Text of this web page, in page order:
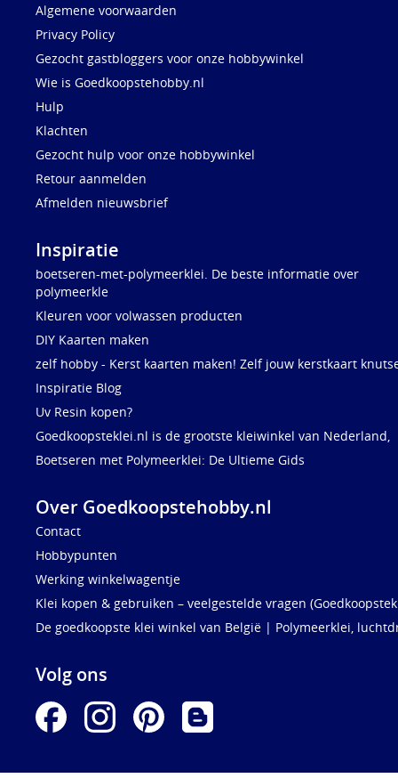
Algemene voorwaarden
Privacy Policy
Gezocht gastbloggers voor onze hobbywinkel
Wie is Goedkoopstehobby.nl
Hulp
Klachten
Gezocht hulp voor onze hobbywinkel
Retour aanmelden
Afmelden nieuwsbrief
Inspiratie
boetseren-met-polymeerklei. De beste informatie over
polymeerkle
Kleuren voor volwassen producten
DIY Kaarten maken
zelf hobby - Kerst kaarten maken! Zelf jouw kerstkaart
Inspiratie Blog
Uv Resin kopen?
Goedkoopsteklei.nl is de grootste kleiwinkel van Nederland,
Boetseren met Polymeerklei: De Ultieme Gids
Over Goedkoopstehobby.nl
Contact
Hobbypunten
Werking winkelwagentje
Klei kopen & gebruiken – veelgestelde vragen
De goedkoopste klei winkel van België | Polymeerklei,
Volg ons